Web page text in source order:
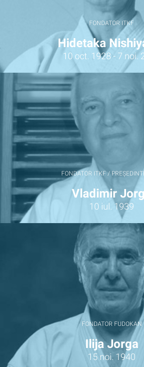
FONDATOR ITKF
Hidetaka
10 oct. 1928 - 7 noi.
FONDATOR ITKF /
Vladimir
10 iul. 1939
FONDATOR FUDOKAN
Ilija Jorga
15 noi. 1940